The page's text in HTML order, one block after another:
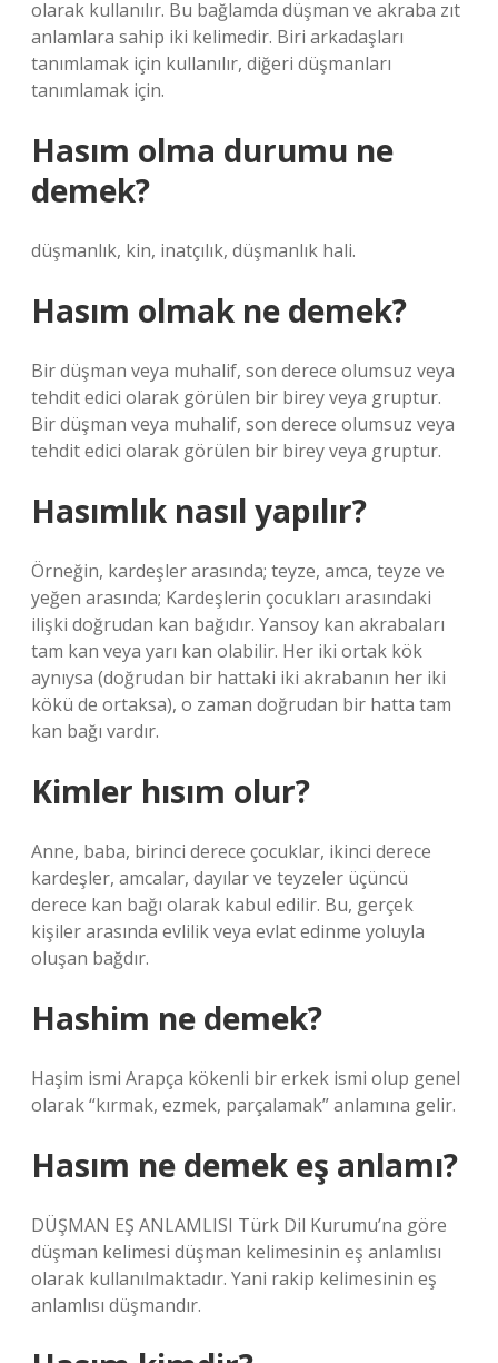
olarak kullanılır. Bu bağlamda düşman ve akraba zıt
anlamlara sahip iki kelimedir. Biri arkadaşları
tanımlamak için kullanılır, diğeri düşmanları
tanımlamak için.
Hasım olma durumu ne
demek?
düşmanlık, kin, inatçılık, düşmanlık hali.
Hasım olmak ne demek?
Bir düşman veya muhalif, son derece olumsuz veya
tehdit edici olarak görülen bir birey veya gruptur.
Bir düşman veya muhalif, son derece olumsuz veya
tehdit edici olarak görülen bir birey veya gruptur.
Hasımlık nasıl yapılır?
Örneğin, kardeşler arasında; teyze, amca, teyze ve
yeğen arasında; Kardeşlerin çocukları arasındaki
ilişki doğrudan kan bağıdır. Yansoy kan akrabaları
tam kan veya yarı kan olabilir. Her iki ortak kök
aynıysa (doğrudan bir hattaki iki akrabanın her iki
kökü de ortaksa), o zaman doğrudan bir hatta tam
kan bağı vardır.
Kimler hısım olur?
Anne, baba, birinci derece çocuklar, ikinci derece
kardeşler, amcalar, dayılar ve teyzeler üçüncü
derece kan bağı olarak kabul edilir. Bu, gerçek
kişiler arasında evlilik veya evlat edinme yoluyla
oluşan bağdır.
Hashim ne demek?
Haşim ismi Arapça kökenli bir erkek ismi olup genel
olarak “kırmak, ezmek, parçalamak” anlamına gelir.
Hasım ne demek eş anlamı?
DÜŞMAN EŞ ANLAMLISI Türk Dil Kurumu’na göre
düşman kelimesi düşman kelimesinin eş anlamlısı
olarak kullanılmaktadır. Yani rakip kelimesinin eş
anlamlısı düşmandır.